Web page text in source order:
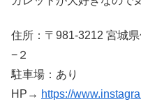
住所：〒981-3212 宮城
−２
駐車場：あり
HP→ https://